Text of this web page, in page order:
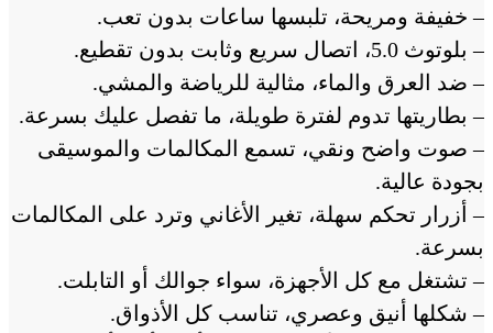
– خفيفة ومريحة، تلبسها ساعات بدون تعب.
– بلوتوث 5.0، اتصال سريع وثابت بدون تقطيع.
– ضد العرق والماء، مثالية للرياضة والمشي.
– بطاريتها تدوم لفترة طويلة، ما تفصل عليك بسرعة.
– صوت واضح ونقي، تسمع المكالمات والموسيقى
بجودة عالية.
– أزرار تحكم سهلة، تغير الأغاني وترد على المكالمات
بسرعة.
– تشتغل مع كل الأجهزة، سواء جوالك أو التابلت.
– شكلها أنيق وعصري، تناسب كل الأذواق.